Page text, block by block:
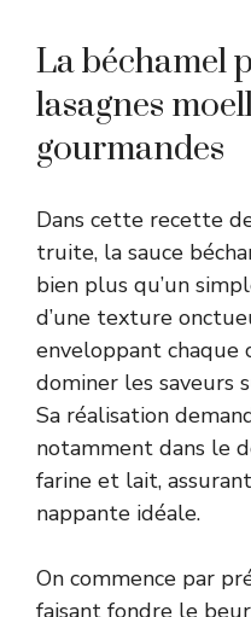
La béchamel
lasagnes
gourmandes
Dans cette recette
truite, la sauce
bien plus qu’un
d’une texture
enveloppant chaque
dominer les saveurs
Sa réalisation
notamment dans le
farine et lait,
nappante idéale.
On commence par
faisant fondre le